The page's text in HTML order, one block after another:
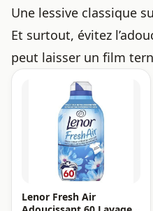
Une lessive classique
Et surtout, évitez
peut laisser un film
Lenor Fresh Air